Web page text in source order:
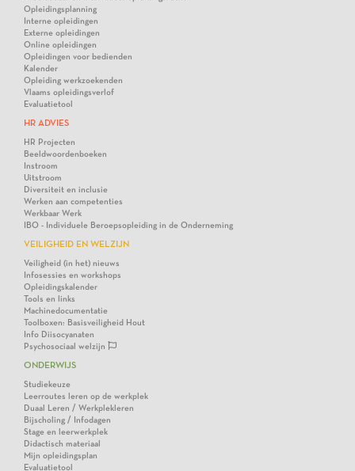
Opleidingsplanning
Interne opleidingen
Externe opleidingen
Online opleidingen
Opleidingen voor bedienden
Kalender
Opleiding werkzoekenden
Vlaams opleidingsverlof
Evaluatietool
HR ADVIES
HR Projecten
Beeldwoordenboeken
Instroom
Uitstroom
Diversiteit en inclusie
Werken aan competenties
Werkbaar Werk
IBO - Individuele Beroepsopleiding in de Onderneming
VEILIGHEID EN WELZIJN
Veiligheid (in het) nieuws
Infosessies en workshops
Opleidingskalender
Tools en links
Machinedocumentatie
Toolboxen: Basisveiligheid Hout
Info Diisocyanaten
Psychosociaal welzijn
ONDERWIJS
Studiekeuze
Leerroutes leren op de werkplek
Duaal Leren / Werkplekleren
Bijscholing / Infodagen
Stage en leerwerkplek
Didactisch materiaal
Mijn opleidingsplan
Evaluatietool